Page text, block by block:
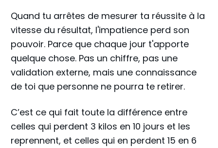
Quand tu arrêtes de mesurer ta réussite à la
vitesse du résultat, l'impatience perd son
pouvoir. Parce que chaque jour t'apporte
quelque chose. Pas un chiffre, pas une
validation externe, mais une connaissance
de toi que personne ne pourra te retirer.
C’est ce qui fait toute la différence entre
celles qui perdent 3 kilos en 10 jours et les
reprennent, et celles qui en perdent 15 en 6